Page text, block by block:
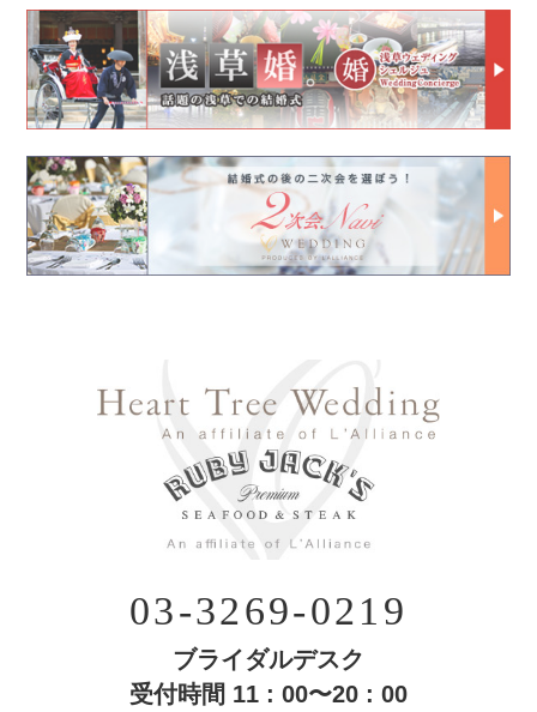
03-3269-0219
ブライダルデスク
受付時間 11 : 00〜20 : 00